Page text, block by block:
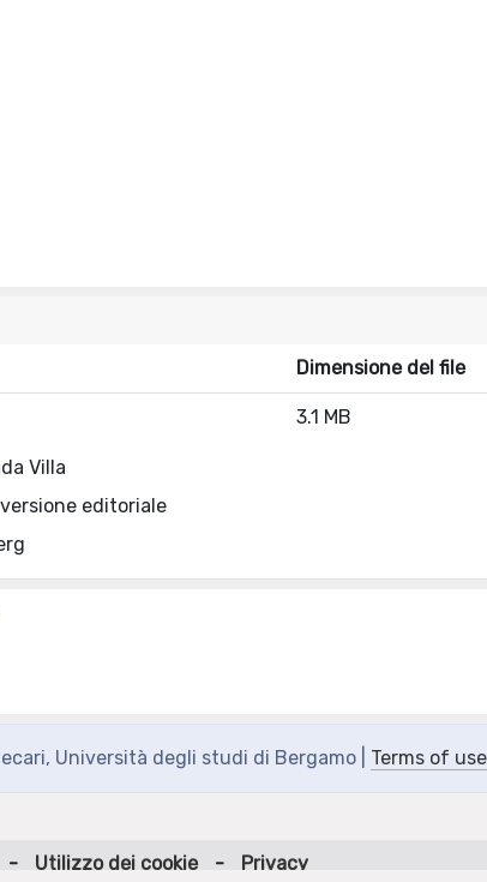
Dimensione del file
Villa
editoriale
3.1 MB
Università degli studi di Bergamo | Terms of
- Utilizzo dei cookie - Privacy